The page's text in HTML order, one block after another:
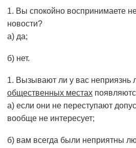
Вы спокойно воспринимаете
новости?
а) да;
б) нет.
Вызывают ли у вас неприязнь
общественных местах
а) если они не переступают
вообще не интересует;
б) вам всегда были неприятны